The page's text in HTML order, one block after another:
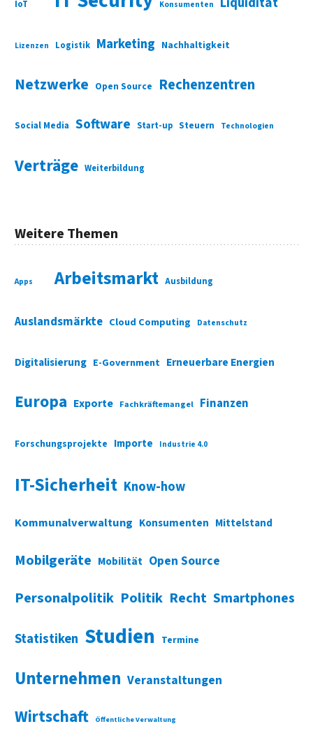
IoT Konsumenten
Lizenzen Logistik Marketing Nachhaltigkeit
Netzwerke Open Source Rechenzentren
Social Media Software Start-up Steuern Technologien
Verträge Weiterbildung
Weitere Themen
Apps Arbeitsmarkt Ausbildung
Auslandsmärkte Cloud Computing Datenschutz
Digitalisierung E-Government Erneuerbare Energien
Europa Exporte Fachkräftemangel Finanzen
Forschungsprojekte Importe Industrie 4.0
IT-Sicherheit Know-how
Kommunalverwaltung Konsumenten Mittelstand
Mobilgeräte Mobilität Open Source
Personalpolitik Politik Recht Smartphones
Statistiken Studien Termine
Unternehmen Veranstaltungen
Wirtschaft Öffentliche Verwaltung